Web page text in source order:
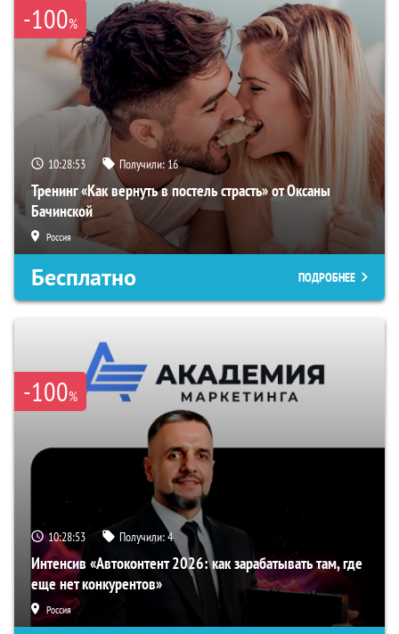
-100%
10:28:53 Получили:16
Тренинг «Как вернуть в постель страсть» от Оксаны
Бачинской
Россия
Бесплатно ПОДРОБНЕЕ
-100%
10:28:53 Получили:4
Интенсив «Автоконтент 2026: как зарабатывать там, где
еще нет конкурентов»
Россия